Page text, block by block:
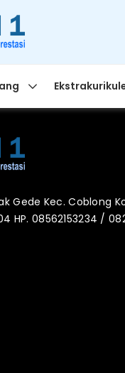
Gede Kec. Coblong
HP. 08562153234 /